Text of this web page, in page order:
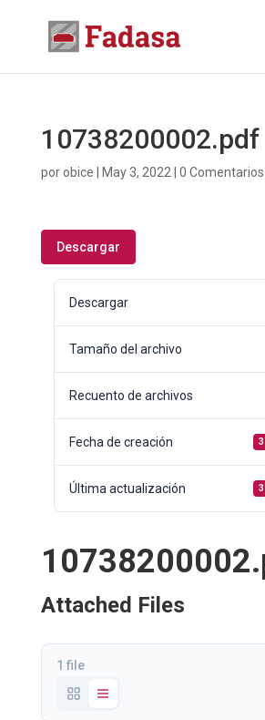
10738200002.pdf
porobice May 3, 2022 0 Comentarios
Descargar
Descargar
Tamaño del archivo
Recuento de archivos
Fecha de creación
Última actualización
Attached Files
1 file